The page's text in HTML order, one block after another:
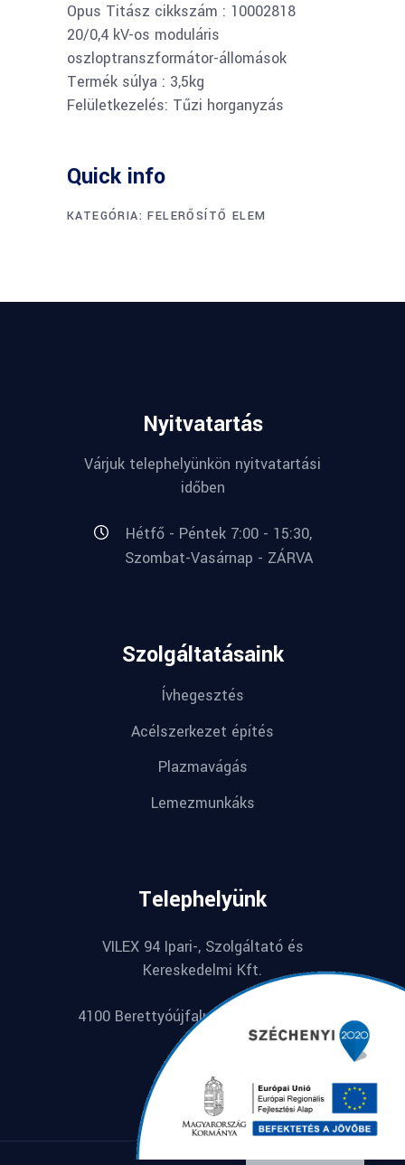
Opus Titász cikkszám : 10002818
20/0,4 kV-os moduláris
oszloptranszformátor-állomások
Termék súlya : 3,5kg
Felületkezelés: Tűzi horganyzás
Quick info
KATEGÓRIA:FELERŐSÍTŐ ELEM
Nyitvatartás
Várjuk telephelyünkön nyitvatartási
időben
Hétfő - Péntek 7:00 - 15:30,
Szombat-Vasárnap - ZÁRVA
Szolgáltatásaink
Ívhegesztés
Acélszerkezet építés
Plazmavágás
Lemezmunkáks
Telephelyünk
VILEX 94 Ipari-, Szolgáltató és
Kereskedelmi Kft.
4100 Berettyóújfalu, Széchenyi u. 74.
English